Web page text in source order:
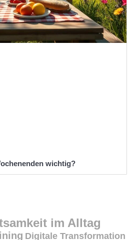
wichtig?
im Alltag
Digitale Transformation